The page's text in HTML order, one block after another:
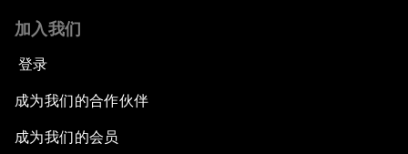
加入我们
登录
成为我们的合作伙伴
成为我们的会员